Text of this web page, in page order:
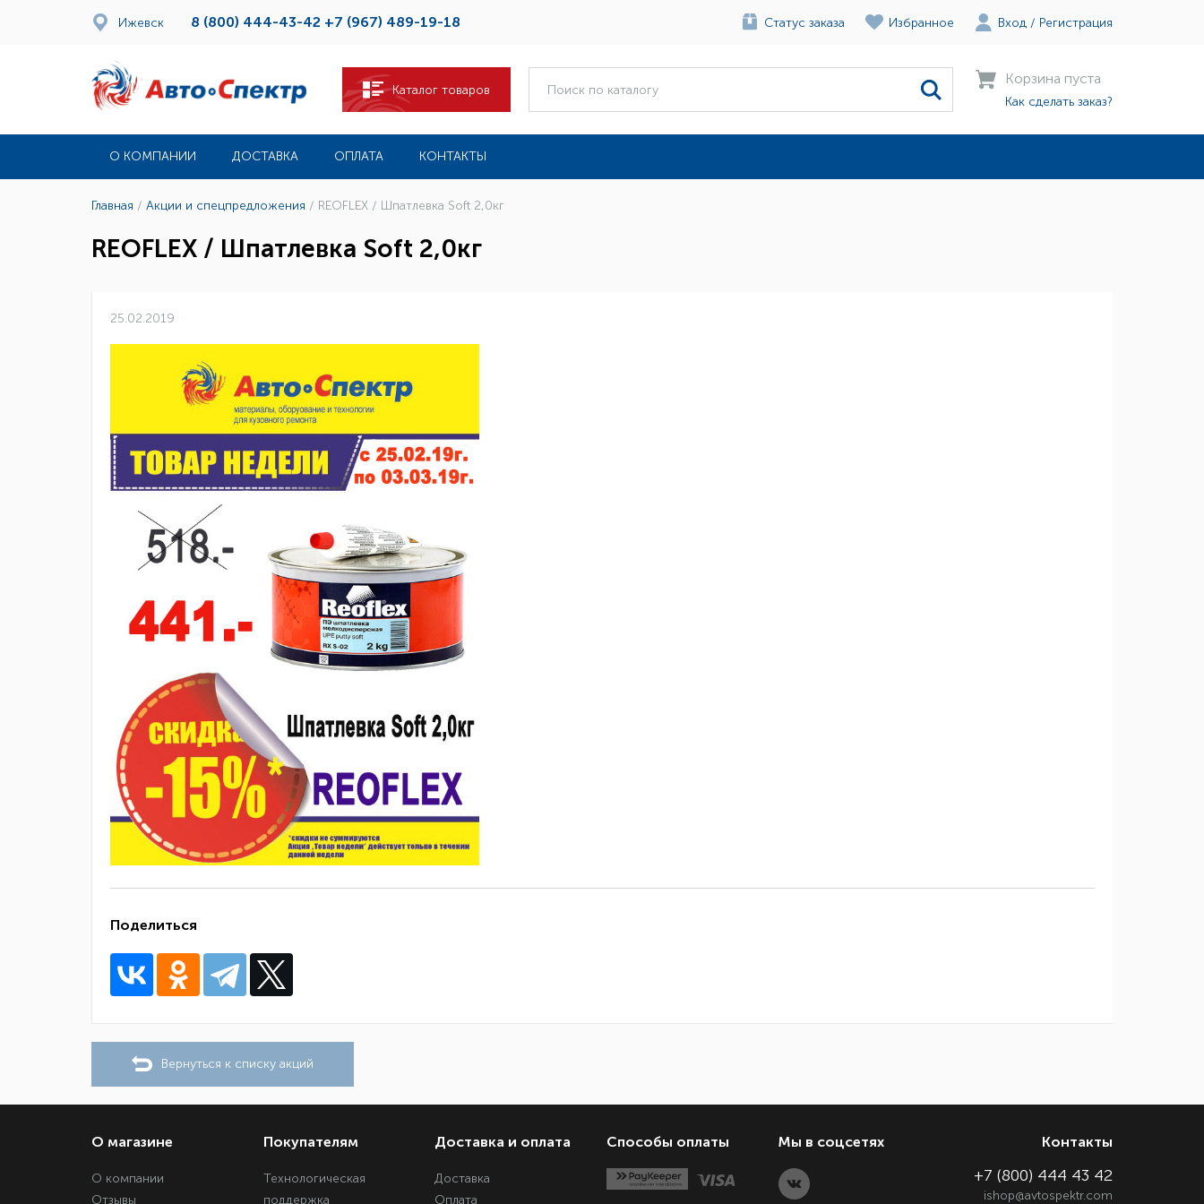
Ижевск 8 (800) 444-43-42 +7 (967) 489-19-18 Статус заказа Избранное Вход / Регистрация
Каталог товаров
Корзина пуста
Как сделать заказ?
О КОМПАНИИ ДОСТАВКА ОПЛАТА КОНТАКТЫ
Главная / Акции и спецпредложения / REOFLEX / Шпатлевка Soft 2,0кг
REOFLEX / Шпатлевка Soft 2,0кг
25.02.2019
Поделиться
Вернуться к списку акций
О магазине
О компании
Отзывы
Покупателям
Технологическая
поддержка
Доставка и оплата
Доставка
Оплата
Способы оплаты Мы в соцсетях Контакты
+7 (800) 444 43 42
ishop@avtospektr.com